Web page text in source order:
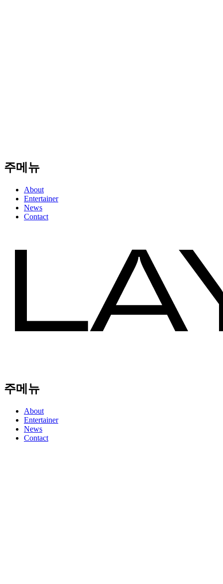
주메뉴
About
Entertainer
News
Contact
주메뉴
About
Entertainer
News
Contact